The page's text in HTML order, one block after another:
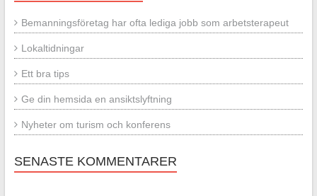
Bemanningsföretag har ofta lediga jobb som arbetsterapeut
Lokaltidningar
Ett bra tips
Ge din hemsida en ansiktslyftning
Nyheter om turism och konferens
SENASTE KOMMENTARER